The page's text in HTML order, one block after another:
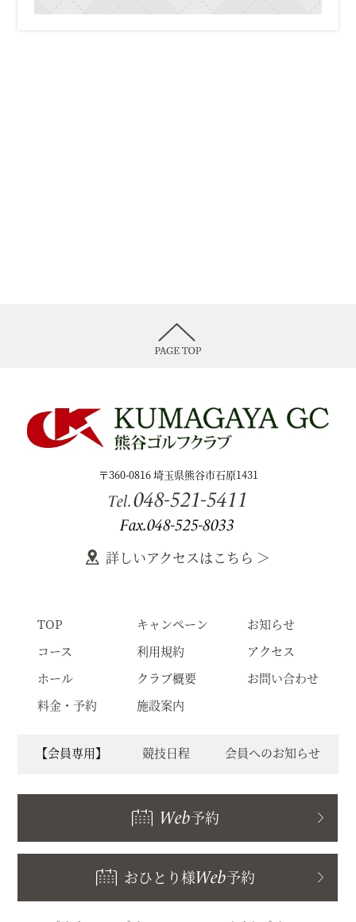
〒360-0816 埼玉県熊谷市石原1431
Tel.048-521-5411
Fax.048-525-8033
詳しいアクセスはこちら ＞
TOP
コース
ホール
料金・予約
キャンペーン
利用規約
クラブ概要
施設案内
お知らせ
アクセス
お問い合わせ
【会員専用】 競技日程 会員へのお知らせ
Web予約
おひとり様Web予約